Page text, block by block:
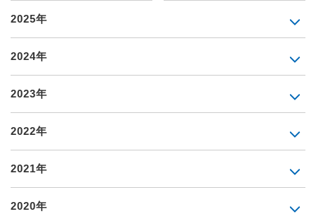
2025年
2024年
2023年
2022年
2021年
2020年